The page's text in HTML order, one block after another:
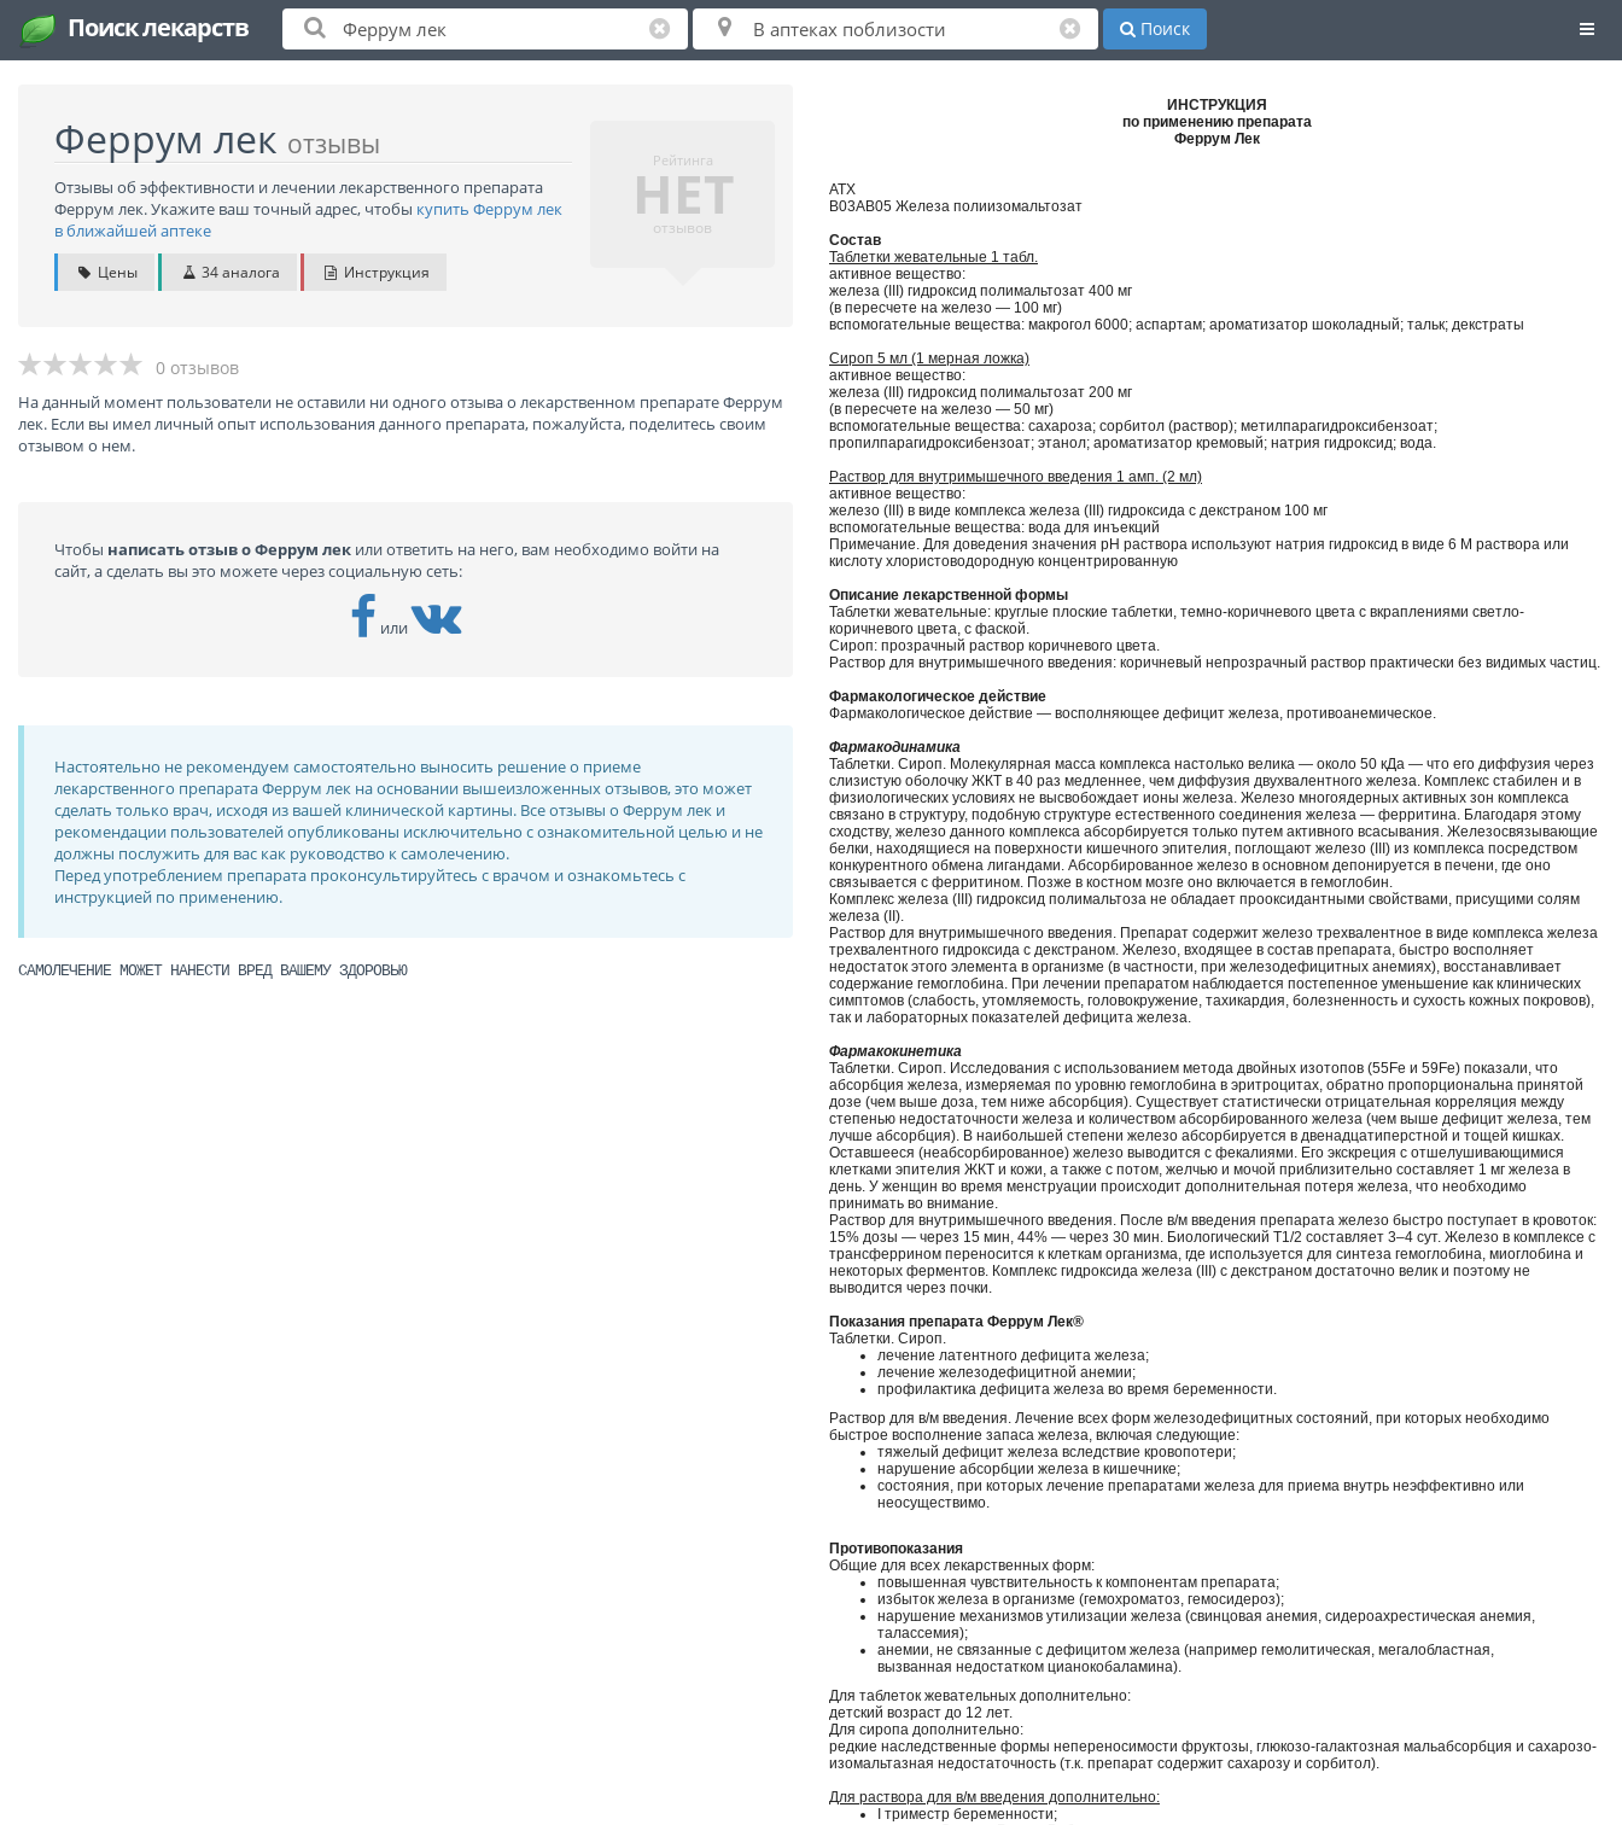
Поиск лекарств Поиск
Феррум лек отзывы
Отзывы об эффективности и лечении лекарственного препарата
Феррум лек. Укажите ваш точный адрес, чтобы купить Феррум лек
в ближайшей аптеке
Цены 34 аналога Инструкция
Рейтинга
НЕТ
отзывов
0 отзывов
На данный момент пользователи не оставили ни одного отзыва о лекарственном препарате Феррум
лек. Если вы имел личный опыт использования данного препарата, пожалуйста, поделитесь своим
отзывом о нем.
Чтобы написать отзыв о Феррум лек или ответить на него, вам необходимо войти на
сайт, а сделать вы это можете через социальную сеть:
или
Настоятельно не рекомендуем самостоятельно выносить решение о приеме
лекарственного препарата Феррум лек на основании вышеизложенных отзывов, это может
сделать только врач, исходя из вашей клинической картины. Все отзывы о Феррум лек и
рекомендации пользователей опубликованы исключительно с ознакомительной целью и не
должны послужить для вас как руководство к самолечению.
Перед употреблением препарата проконсультируйтесь с врачом и ознакомьтесь с
инструкцией по применению.
САМОЛЕЧЕНИЕ МОЖЕТ НАНЕСТИ ВРЕД ВАШЕМУ ЗДОРОВЬЮ
ИНСТРУКЦИЯ
по применению препарата
Феррум Лек
АТХ
B03AB05 Железа полиизомальтозат
Состав
Таблетки жевательные 1 табл.
активное вещество:
железа (III) гидроксид полимальтозат 400 мг
(в пересчете на железо — 100 мг)
вспомогательные вещества: макрогол 6000; аспартам; ароматизатор шоколадный; тальк; декстраты
Сироп 5 мл (1 мерная ложка)
активное вещество:
железа (III) гидроксид полимальтозат 200 мг
(в пересчете на железо — 50 мг)
вспомогательные вещества: сахароза; сорбитол (раствор); метилпарагидроксибензоат;
пропилпарагидроксибензоат; этанол; ароматизатор кремовый; натрия гидроксид; вода.
Раствор для внутримышечного введения 1 амп. (2 мл)
активное вещество:
железо (III) в виде комплекса железа (III) гидроксида с декстраном 100 мг
вспомогательные вещества: вода для инъекций
Примечание. Для доведения значения рН раствора используют натрия гидроксид в виде 6 М раствора или
кислоту хлористоводородную концентрированную
Описание лекарственной формы
Таблетки жевательные: круглые плоские таблетки, темно-коричневого цвета с вкраплениями светло-
коричневого цвета, с фаской.
Сироп: прозрачный раствор коричневого цвета.
Раствор для внутримышечного введения: коричневый непрозрачный раствор практически без видимых частиц.
Фармакологическое действие
Фармакологическое действие — восполняющее дефицит железа, противоанемическое.
Фармакодинамика
Таблетки. Сироп. Молекулярная масса комплекса настолько велика — около 50 кДа — что его диффузия через
слизистую оболочку ЖКТ в 40 раз медленнее, чем диффузия двухвалентного железа. Комплекс стабилен и в
физиологических условиях не высвобождает ионы железа. Железо многоядерных активных зон комплекса
связано в структуру, подобную структуре естественного соединения железа — ферритина. Благодаря этому
сходству, железо данного комплекса абсорбируется только путем активного всасывания. Железосвязывающие
белки, находящиеся на поверхности кишечного эпителия, поглощают железо (III) из комплекса посредством
конкурентного обмена лигандами. Абсорбированное железо в основном депонируется в печени, где оно
связывается с ферритином. Позже в костном мозге оно включается в гемоглобин.
Комплекс железа (III) гидроксид полимальтоза не обладает прооксидантными свойствами, присущими солям
железа (II).
Раствор для внутримышечного введения. Препарат содержит железо трехвалентное в виде комплекса железа
трехвалентного гидроксида с декстраном. Железо, входящее в состав препарата, быстро восполняет
недостаток этого элемента в организме (в частности, при железодефицитных анемиях), восстанавливает
содержание гемоглобина. При лечении препаратом наблюдается постепенное уменьшение как клинических
симптомов (слабость, утомляемость, головокружение, тахикардия, болезненность и сухость кожных покровов),
так и лабораторных показателей дефицита железа.
Фармакокинетика
Таблетки. Сироп. Исследования с использованием метода двойных изотопов (55Fe и 59Fe) показали, что
абсорбция железа, измеряемая по уровню гемоглобина в эритроцитах, обратно пропорциональна принятой
дозе (чем выше доза, тем ниже абсорбция). Существует статистически отрицательная корреляция между
степенью недостаточности железа и количеством абсорбированного железа (чем выше дефицит железа, тем
лучше абсорбция). В наибольшей степени железо абсорбируется в двенадцатиперстной и тощей кишках.
Оставшееся (неабсорбированное) железо выводится с фекалиями. Его экскреция с отшелушивающимися
клетками эпителия ЖКТ и кожи, а также с потом, желчью и мочой приблизительно составляет 1 мг железа в
день. У женщин во время менструации происходит дополнительная потеря железа, что необходимо
принимать во внимание.
Раствор для внутримышечного введения. После в/м введения препарата железо быстро поступает в кровоток:
15% дозы — через 15 мин, 44% — через 30 мин. Биологический T1/2 составляет 3–4 сут. Железо в комплексе с
трансферрином переносится к клеткам организма, где используется для синтеза гемоглобина, миоглобина и
некоторых ферментов. Комплекс гидроксида железа (III) с декстраном достаточно велик и поэтому не
выводится через почки.
Показания препарата Феррум Лек®
Таблетки. Сироп.
лечение латентного дефицита железа;
лечение железодефицитной анемии;
профилактика дефицита железа во время беременности.
Раствор для в/м введения. Лечение всех форм железодефицитных состояний, при которых необходимо
быстрое восполнение запаса железа, включая следующие:
тяжелый дефицит железа вследствие кровопотери;
нарушение абсорбции железа в кишечнике;
состояния, при которых лечение препаратами железа для приема внутрь неэффективно или
неосуществимо.
Противопоказания
Общие для всех лекарственных форм:
повышенная чувствительность к компонентам препарата;
избыток железа в организме (гемохроматоз, гемосидероз);
нарушение механизмов утилизации железа (свинцовая анемия, сидероахрестическая анемия,
талассемия);
анемии, не связанные с дефицитом железа (например гемолитическая, мегалобластная,
вызванная недостатком цианокобаламина).
Для таблеток жевательных дополнительно:
детский возраст до 12 лет.
Для сиропа дополнительно:
редкие наследственные формы непереносимости фруктозы, глюкозо-галактозная мальабсорбция и сахарозо-
изомальтазная недостаточность (т.к. препарат содержит сахарозу и сорбитол).
Для раствора для в/м введения дополнительно:
I триместр беременности;